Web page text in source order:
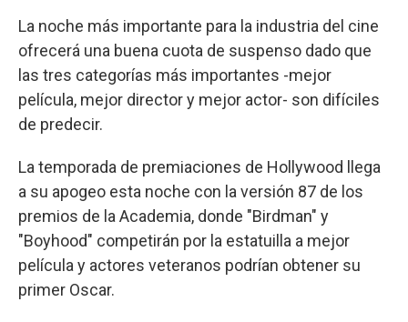
k
p
n
La noche más importante para la industria del cine
ofrecerá una buena cuota de suspenso dado que
las tres categorías más importantes -mejor
película, mejor director y mejor actor- son difíciles
de predecir.
La temporada de premiaciones de Hollywood llega
a su apogeo esta noche con la versión 87 de los
premios de la Academia, donde "Birdman" y
"Boyhood" competirán por la estatuilla a mejor
película y actores veteranos podrían obtener su
primer Oscar.